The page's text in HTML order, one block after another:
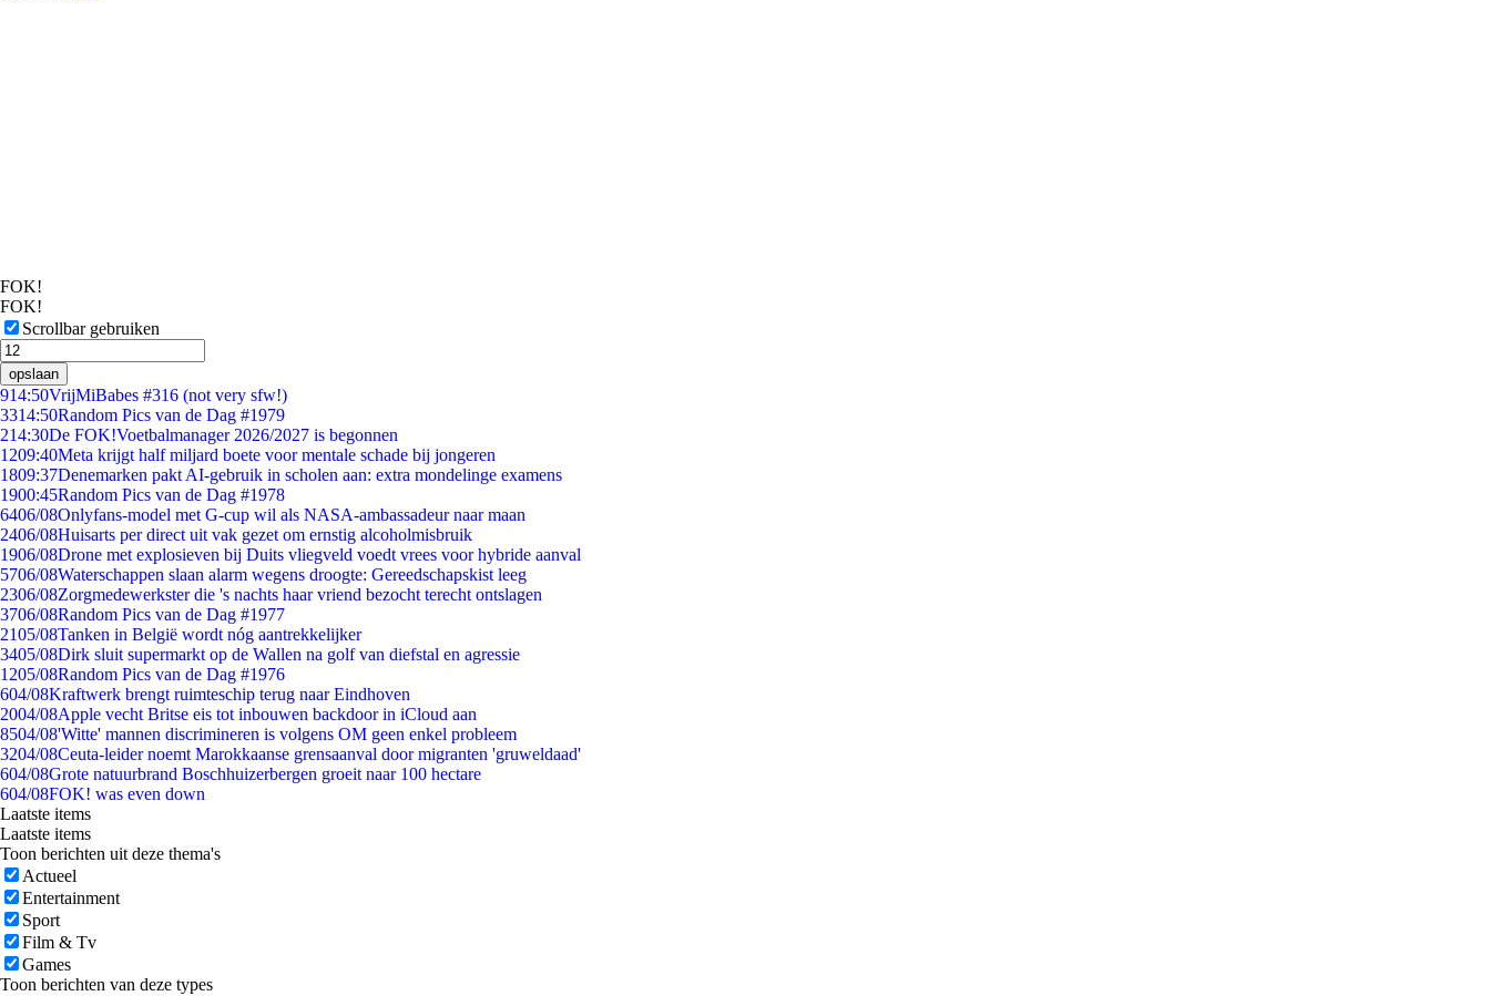
FOK!
FOK!
Scrollbar gebruiken
opslaan
914:50VrijMiBabes #316 (not very sfw!)
3314:50Random Pics van de Dag #1979
214:30De FOK!Voetbalmanager 2026/2027 is begonnen
1209:40Meta krijgt half miljard boete voor mentale schade bij jongeren
1809:37Denemarken pakt AI-gebruik in scholen aan: extra mondelinge examens
1900:45Random Pics van de Dag #1978
6406/08Onlyfans-model met G-cup wil als NASA-ambassadeur naar maan
2406/08Huisarts per direct uit vak gezet om ernstig alcoholmisbruik
1906/08Drone met explosieven bij Duits vliegveld voedt vrees voor hybride aanval
5706/08Waterschappen slaan alarm wegens droogte: Gereedschapskist leeg
2306/08Zorgmedewerkster die 's nachts haar vriend bezocht terecht ontslagen
3706/08Random Pics van de Dag #1977
2105/08Tanken in België wordt nóg aantrekkelijker
3405/08Dirk sluit supermarkt op de Wallen na golf van diefstal en agressie
1205/08Random Pics van de Dag #1976
604/08Kraftwerk brengt ruimteschip terug naar Eindhoven
2004/08Apple vecht Britse eis tot inbouwen backdoor in iCloud aan
8504/08'Witte' mannen discrimineren is volgens OM geen enkel probleem
3204/08Ceuta-leider noemt Marokkaanse grensaanval door migranten 'gruweldaad'
604/08Grote natuurbrand Boschhuizerbergen groeit naar 100 hectare
604/08FOK! was even down
Laatste items
Laatste items
Toon berichten uit deze thema's
Actueel
Entertainment
Sport
Film & Tv
Games
Toon berichten van deze types